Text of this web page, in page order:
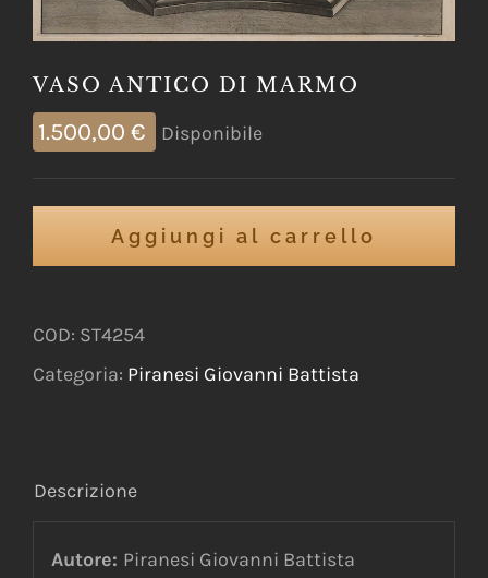
VASO ANTICO DI MARMO
1.500,00 € Disponibile
Aggiungi al carrello
COD: ST4254
Categoria: Piranesi Giovanni Battista
Descrizione
Autore: Piranesi Giovanni Battista